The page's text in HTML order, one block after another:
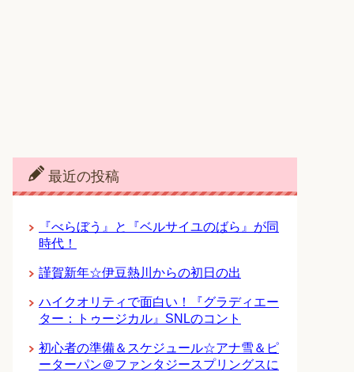
最近の投稿
『べらぼう』と『ベルサイユのばら』が同
時代！
謹賀新年☆伊豆熱川からの初日の出
ハイクオリティで面白い！『グラディエー
ター：トゥージカル』SNLのコント
初心者の準備＆スケジュール☆アナ雪＆ピ
ーターパン＠ファンタジースプリングスに